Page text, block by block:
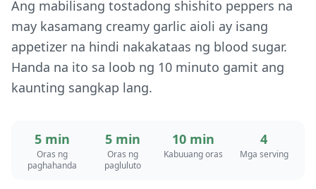
Ang mabilisang tostadong shishito peppers na
may kasamang creamy garlic aioli ay isang
appetizer na hindi nakakataas ng blood sugar.
Handa na ito sa loob ng 10 minuto gamit ang
kaunting sangkap lang.
5 min
Oras ng
paghahanda
5 min
Oras ng
pagluluto
10 min
Kabuuang oras
4
Mga serving